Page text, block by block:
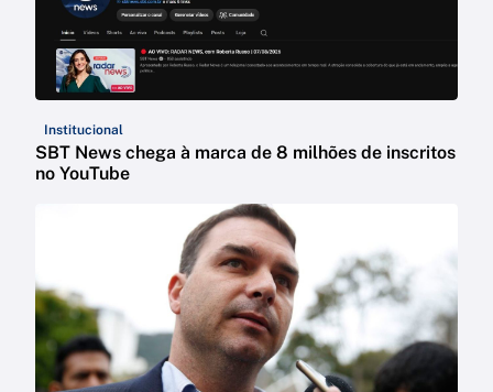
Institucional
SBT News chega à marca de 8 milhões de inscritos
no YouTube